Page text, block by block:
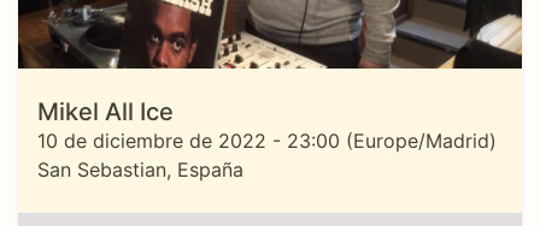
Mikel All Ice
10 de diciembre de 2022 - 23:00 (Europe/Madrid)
San Sebastian, España